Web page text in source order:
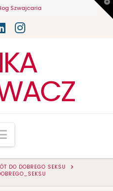
Szwajcaria
LinkedInInstagram
Navigation
DO DOBREGO SEKSU